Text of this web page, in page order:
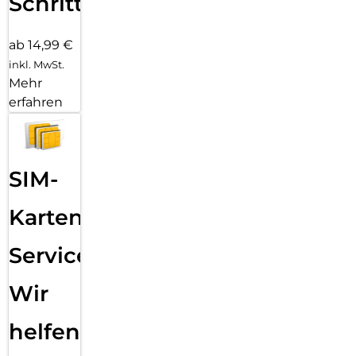
ab 14,99 €
inkl. MwSt.
Mehr
erfahren
SIM-
Karten
Service:
Wir
helfen